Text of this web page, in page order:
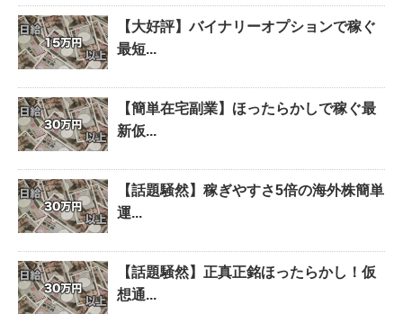
【大好評】バイナリーオプションで稼ぐ
最短...
【簡単在宅副業】ほったらかしで稼ぐ最
新仮...
【話題騒然】稼ぎやすさ5倍の海外株簡単
運...
【話題騒然】正真正銘ほったらかし！仮
想通...